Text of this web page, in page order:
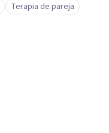
Terapia de pareja